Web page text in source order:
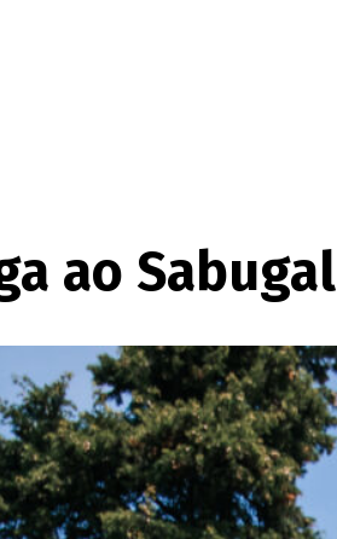
ao Sabugal